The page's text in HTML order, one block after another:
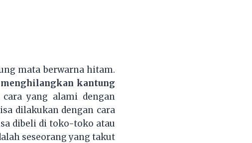
mata berwarna hitam.
menghilangkan kantung
yang alami dengan
dilakukan dengan cara
dibeli di toko-toko atau
seseorang yang takut